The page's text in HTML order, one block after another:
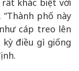
khác biệt với
phố này
cáp treo lên
điều gì giống